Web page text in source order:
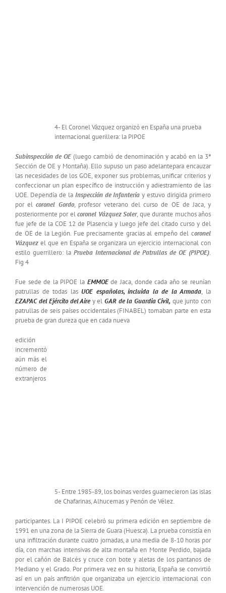
4- El Coronel Vázquez organizó en España una prueba
internacional guerillera: la PIPOE
Subinspección de OE(luego cambió de denominación y acabó en la 3ª
Sección de OE y Montaña). Ello supuso un paso adelantepara encauzar
las necesidades de los GOE, exponer sus problemas, unificar criterios y
confeccionar un plan específico de instrucción y adiestramiento de las
UOE. Dependía de la Inspección de Infantería y estuvo dirigida primero
por elcoronel Gordo, profesor veterano del curso de OE de Jaca, y
posteriormente por elcoronel Vázquez Soler, que durante muchos años
fue jefe de la COE 12 de Plasencia y luego jefe del citado curso y del
de OE de la Legión. Fue precisamente gracias al empeño del coronel
Vázquez el que en España se organizara un ejercicio internacional con
estilo guerrillero: la Prueba Internacional de Patrullas de OE (PIPOE).
Fig 4
Fue sede de la PIPOE la EMMOEde Jaca, donde cada año se reunían
patrullas de todas lasUOE españolas, incluida la de la Armada, la
EZAPAC del Ejército del Aire y elGAR de la Guardia Civil, que junto con
patrullas de seis países occidentales (FINABEL) tomaban parte en esta
prueba de gran dureza que en cada nueva
5- Entre 1985-89, los boinas verdes guarnecieron las islas
de Chafarinas, Alhucemas y Penón de Vélez.
edición
incrementó
aún más el
número de
extranjeros
participantes. La I PIPOE celebró su primera edición en septiembre de
1991 en una zona de la Sierra de Guara (Huesca). La prueba consistía en
una infiltración durante cuatro jornadas, a una media de 8-10 horas por
día, con marchas intensivas de alta montaña en Monte Perdido, bajada
por el cañón de Balcés y cruce con bote y aletas de los pantanos de
Mediano y el Grado. Por primera vez en su historia, España se convirtió
así en un país anfitrión que organizaba un ejercicio internacional con
intervención de numerosas UOE.